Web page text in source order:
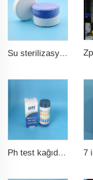
Su sterilizasyonu tcca klor tablet
Ph test kağıdı ph0-ph14 100 şeritli yüzme havuzu testi